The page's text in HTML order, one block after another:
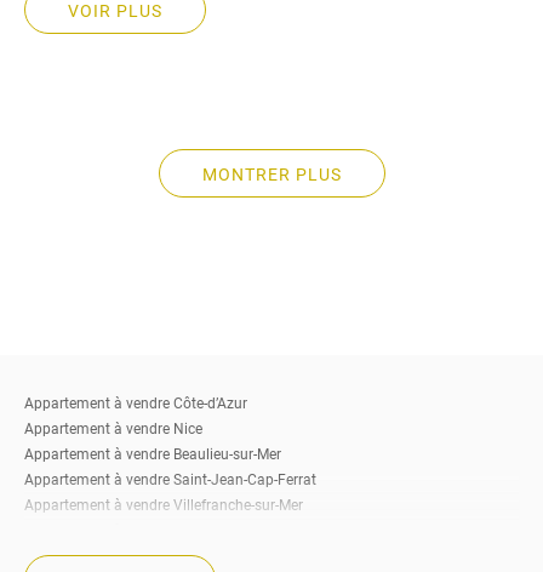
VOIR PLUS
MONTRER PLUS
Appartement à vendre Côte-d’Azur
Appartement à vendre Nice
Appartement à vendre Beaulieu-sur-Mer
Appartement à vendre Saint-Jean-Cap-Ferrat
Appartement à vendre Villefranche-sur-Mer
Appartement à vendre Cap-d’Ail